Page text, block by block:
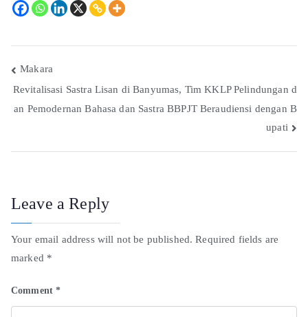
Makara
Revitalisasi Sastra Lisan di Banyumas, Tim KKLP Pelindungan d
an Pemodernan Bahasa dan Sastra BBPJT Beraudiensi dengan B
upati
Leave a Reply
Your email address will not be published. Required fields are
marked *
Comment*